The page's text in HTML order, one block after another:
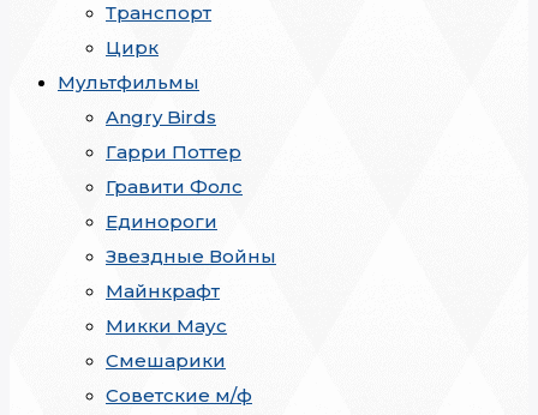
Транспорт
Цирк
Мультфильмы
Angry Birds
Гарри Поттер
Гравити Фолс
Единороги
Звездные Войны
Майнкрафт
Микки Маус
Смешарики
Советские м/ф